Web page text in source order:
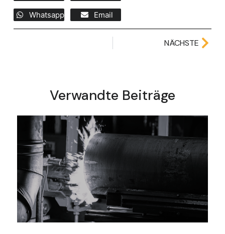
Whatsapp Email
NÄCHSTE
Verwandte Beiträge